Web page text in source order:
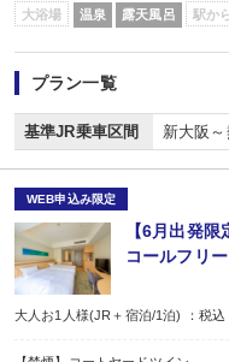
大浴場 温泉 露天風呂 駅か
プラン一覧
基準JR乗車区間 新大阪
WEB申込み限定
【6月出発
コールフリ
大人お1人様(JR＋宿泊/1泊) ：税込